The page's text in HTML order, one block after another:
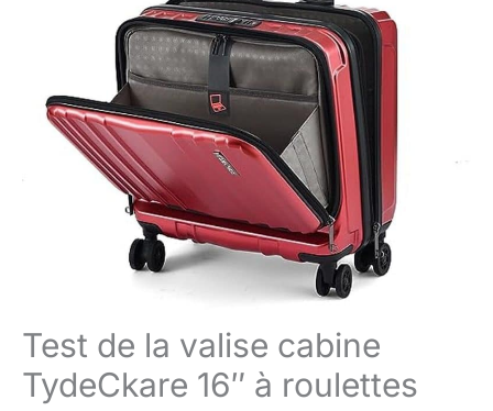
Test de la valise cabine
TydeCkare 16″ à roulettes